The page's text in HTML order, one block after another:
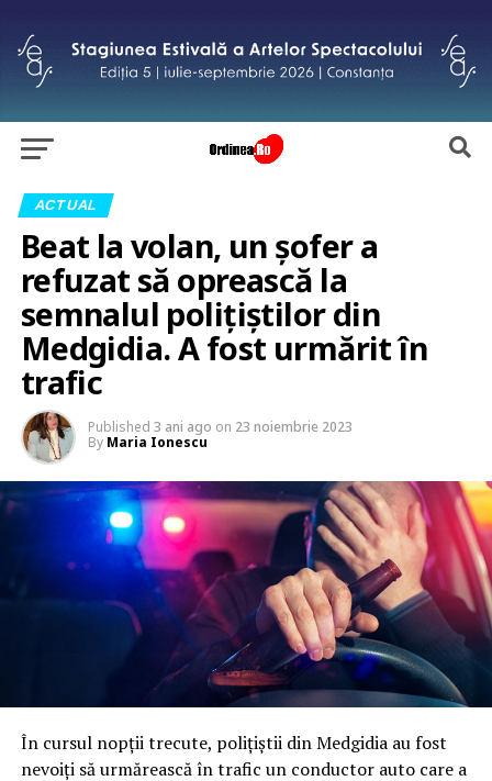
ACTUAL
Beat la volan, un șofer a
refuzat să oprească la
semnalul polițiștilor din
Medgidia. A fost urmărit în
trafic
Published 3 ani ago on 23 noiembrie 2023
By Maria Ionescu
În cursul nopții trecute, polițiștii din Medgidia au fost
nevoiți să urmărească în trafic un conductor auto care a